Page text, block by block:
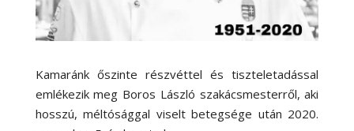
Kamaránk őszinte részvéttel és tiszteletadással
emlékezik meg Boros László szakácsmesterről, aki
hosszú, méltósággal viselt betegsége után 2020.